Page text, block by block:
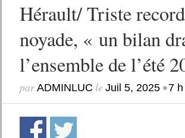
Hérault/ Triste
noyade, « un bilan
l’ensemble de l’été
par ADMINLUC le Juil 5, 2025•7